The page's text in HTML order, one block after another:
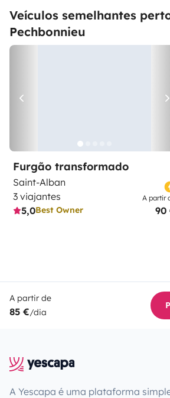
Veículos semelhantes
Pechbonnieu
Furgão transformado
Saint-Alban
3 viajantes
5,0Best Owner
A partir
90
A partir de
85 €/dia
A Yescapa é uma plataforma